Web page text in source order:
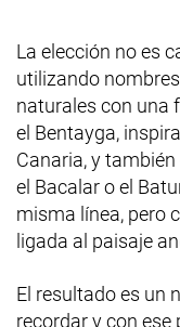
La elección no es
utilizando
naturales con una
el Bentayga,
Canaria, y
el Bacalar o el
misma línea, pero
ligada al paisaje
El resultado es un
recordar y con ese